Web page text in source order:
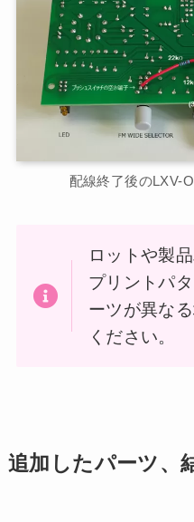
配線終了後のLXV-
ロットや製
プリントパ
ーツが異な
ください。
追加したパーツ、